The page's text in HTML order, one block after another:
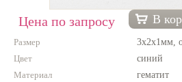
Всё для вышивки
Натуральные камни
Цена по запросу В
Размер
3х2х1мм,
Цвет
синий
Материал
гематит